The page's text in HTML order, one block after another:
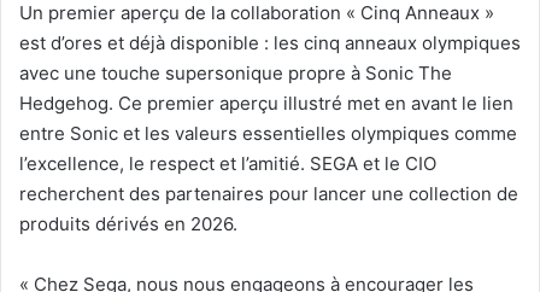
Un premier aperçu de la collaboration « Cinq Anneaux »
est d’ores et déjà disponible : les cinq anneaux olympiques
avec une touche supersonique propre à Sonic The
Hedgehog. Ce premier aperçu illustré met en avant le lien
entre Sonic et les valeurs essentielles olympiques comme
l’excellence, le respect et l’amitié. SEGA et le CIO
recherchent des partenaires pour lancer une collection de
produits dérivés en 2026.
« Chez Sega, nous nous engageons à encourager les